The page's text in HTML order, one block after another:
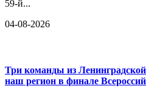
59-й...
04-08-2026
Три команды из Ленинградской
наш регион в финале